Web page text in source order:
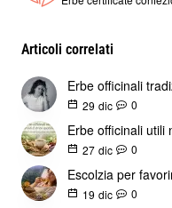
parere del medico, ma
divulgativo.
Essenziale è una dieta
sano.
Le nostre erbe vengono
Italia.
Articoli correlati
29 dic 0
Erbe officinali utili
27 dic 0
Escolzia per
19 dic 0